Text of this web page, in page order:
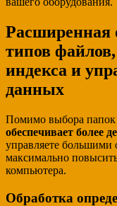
Расширенная
типов
индекса и
данных
Помимо выбора папок
обеспечивает более
управляете
максимально
компьютера.
Обработка